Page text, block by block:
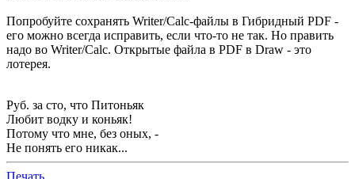
Попробуйте сохранять Writer/Calc-файлы в Гибридный PDF -
его можно всегда исправить, если что-то не так. Но править
надо во Writer/Calc. Открытые файла в PDF в Draw - это
лотерея.
Руб. за сто, что Питоньяк
Любит водку и коньяк!
Потому что мне, без оных, -
Не понять его никак...
Печать